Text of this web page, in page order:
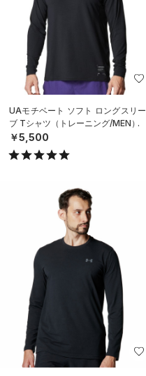
UAモチベート ソフト ロングスリー
ブ Tシャツ（トレーニング/MEN）
￥5,500